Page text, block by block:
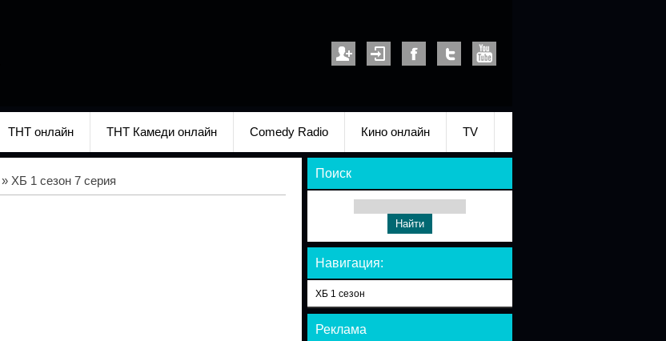
ТНТ онлайн ТНТ Камеди онлайн Comedy Radio Кино онлайн TV
» ХБ 1 сезон 7 серия
Поиск
Навигация:
ХБ 1 сезон
Реклама